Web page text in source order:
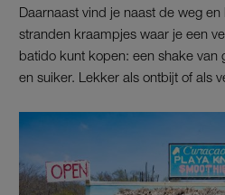
Daarnaast vind je naast de weg
stranden kraampjes waar je een
batido kunt kopen: een shake van
en suiker. Lekker als ontbijt of als